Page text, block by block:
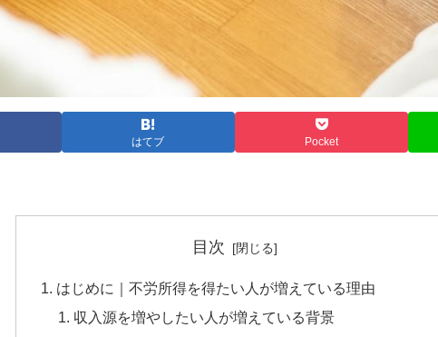
はてブ Pocket
目次
はじめに｜不労所得を得たい人が増えている理由
収入源を増やしたい人が増えている背景